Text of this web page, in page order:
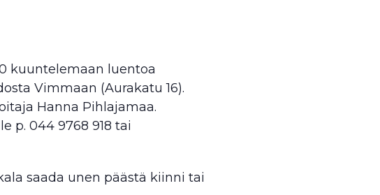
kuuntelemaan luentoa
Vimmaan (Aurakatu 16).
Hanna Pihlajamaa.
p. 044 9768 918 tai
saada unen päästä kiinni tai